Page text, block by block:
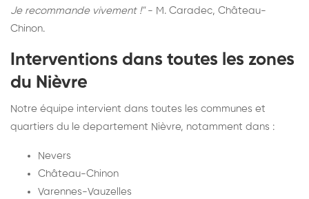
Je recommande vivement !" - M. Caradec, Château-
Chinon.
Interventions dans toutes les zones
du Nièvre
Notre équipe intervient dans toutes les communes et
quartiers du le departement Nièvre, notamment dans :
Nevers
Château-Chinon
Varennes-Vauzelles